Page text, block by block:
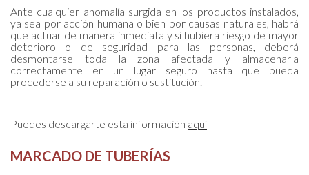
Ante cualquier anomalía surgida en los productos instalados,
ya sea por acción humana o bien por causas naturales, habrá
que actuar de manera inmediata y si hubiera riesgo de mayor
deterioro o de seguridad para las personas, deberá
desmontarse toda la zona afectada y almacenarla
correctamente en un lugar seguro hasta que pueda
procederse a su reparación o sustitución.
Puedes descargarte esta información aquí
MARCADO DE TUBERÍAS